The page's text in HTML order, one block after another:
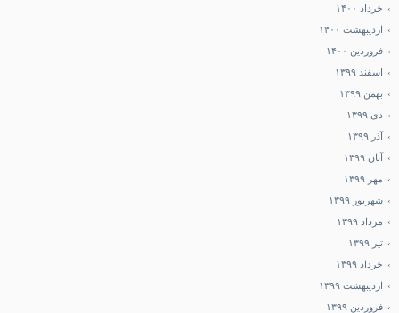
خرداد ۱۴۰۰
اردیبهشت ۱۴۰۰
فروردین ۱۴۰۰
اسفند ۱۳۹۹
بهمن ۱۳۹۹
دی ۱۳۹۹
آذر ۱۳۹۹
آبان ۱۳۹۹
مهر ۱۳۹۹
شهریور ۱۳۹۹
مرداد ۱۳۹۹
تیر ۱۳۹۹
خرداد ۱۳۹۹
اردیبهشت ۱۳۹۹
فروردین ۱۳۹۹